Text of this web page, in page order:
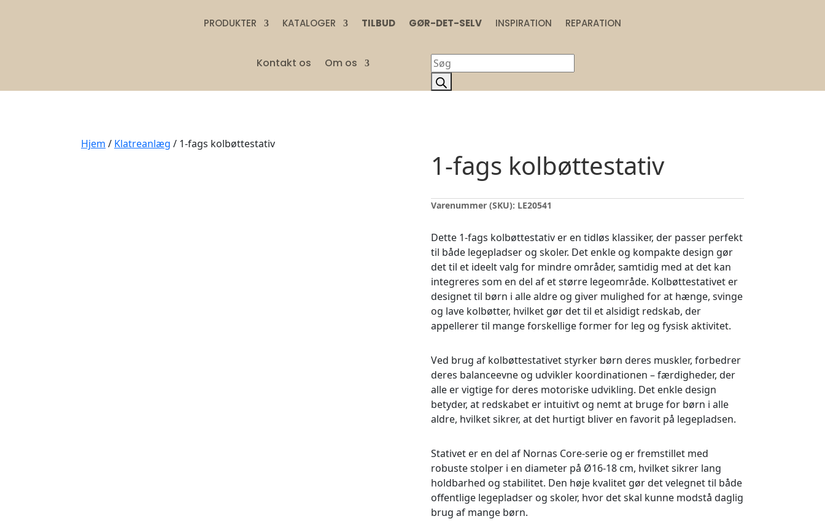
PRODUKTER KATALOGER TILBUD GØR-DET-SELV INSPIRATION REPARATION
Kontakt os Om os
Products
search
Hjem / Klatreanlæg / 1-fags kolbøttestativ
1-fags kolbøttestativ
Varenummer (SKU): LE20541
Dette 1-fags kolbøttestativ er en tidløs klassiker, der passer perfekt
til både legepladser og skoler. Det enkle og kompakte design gør
det til et ideelt valg for mindre områder, samtidig med at det kan
integreres som en del af et større legeområde. Kolbøttestativet er
designet til børn i alle aldre og giver mulighed for at hænge, svinge
og lave kolbøtter, hvilket gør det til et alsidigt redskab, der
appellerer til mange forskellige former for leg og fysisk aktivitet.
Ved brug af kolbøttestativet styrker børn deres muskler, forbedrer
deres balanceevne og udvikler koordinationen – færdigheder, der
alle er vigtige for deres motoriske udvikling. Det enkle design
betyder, at redskabet er intuitivt og nemt at bruge for børn i alle
aldre, hvilket sikrer, at det hurtigt bliver en favorit på legepladsen.
Stativet er en del af Nornas Core-serie og er fremstillet med
robuste stolper i en diameter på Ø16-18 cm, hvilket sikrer lang
holdbarhed og stabilitet. Den høje kvalitet gør det velegnet til både
offentlige legepladser og skoler, hvor det skal kunne modstå daglig
brug af mange børn.